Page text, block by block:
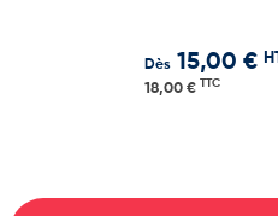
Dès 15,00 €
18,00 € TTC